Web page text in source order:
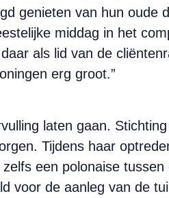
genieten van hun oude
middag in het
als lid van de
erg groot.”
laten gaan.
Tijdens haar
een polonaise
voor de aanleg van de